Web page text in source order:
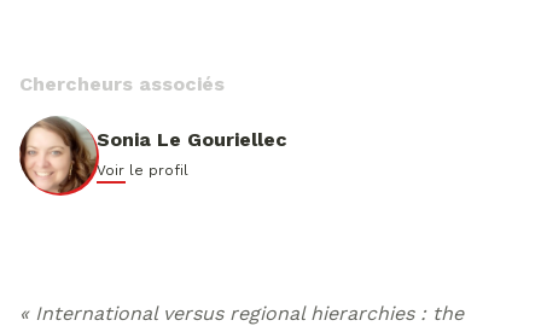
Chercheurs associés
Sonia Le Gouriellec
Voir le profil
« International versus regional hierarchies : the